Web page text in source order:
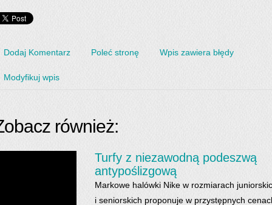
Dodaj Komentarz Poleć stronę Wpis zawiera błędy
Modyfikuj wpis
również:
Turfy z niezawodną podeszwą
antypoślizgową
Markowe halówki Nike w rozmiarach
i seniorskich proponuje w przystępnych